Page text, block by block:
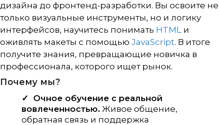
дизайна до фронтенд-разработки. Вы освоите не
только визуальные инструменты, но и логику
интерфейсов, научитесь понимать HTML и
оживлять макеты с помощью JavaScript. В итоге
получите знания, превращающие новичка в
профессионала, которого ищет рынок.
Почему мы?
Очное обучение с реальной
вовлеченностью. Живое общение,
обратная связь и поддержка